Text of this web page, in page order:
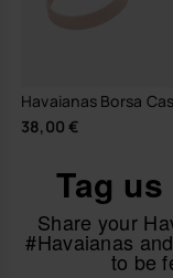
Havaianas Borsa
38,00 €
Tag
Share your
#Havaianas
to be